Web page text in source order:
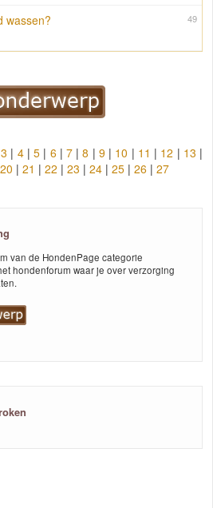
49
wassen?
3 | 4|5 | 6 | 7|8 | 9 | 10 | 11 | 12 | 13 |
20 | 21 | 22 | 23 | 24 | 25 | 26 | 27
van de HondenPage categorie
hondenforum waar je over verzorging